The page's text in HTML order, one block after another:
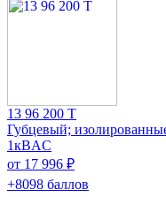
13 96 200 T
Губцевый;
1кВAC
от 17 996 ₽
+8098 баллов